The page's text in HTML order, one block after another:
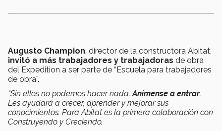
Augusto Champion, director de la constructora Abitat,
invitó a más trabajadores y trabajadoras de obra
del Expedition a ser parte de “Escuela para trabajadores
de obra”.
“Sin ellos no podemos hacer nada.Anímense a entrar.
Les ayudará a crecer, aprender y mejorar sus
conocimientos. Para Abitat es la primera colaboración con
Construyendo y Creciendo.